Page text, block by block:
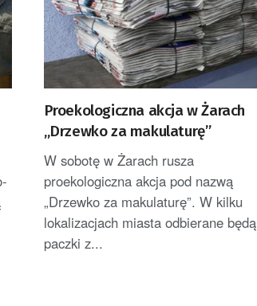
Proekologiczna akcja w Żarach
„Drzewko za makulaturę”
W sobotę w Żarach rusza
proekologiczna akcja pod nazwą
„Drzewko za makulaturę”. W kilku
lokalizacjach miasta odbierane będą
paczki z...